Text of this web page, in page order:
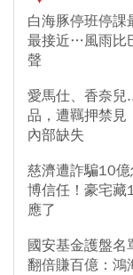
白海豚停班停
最接近…風雨比
聲
愛馬仕、香奈兒
品，遭羈押禁見
內部缺失
慈濟遭詐騙10
博信任！豪宅
應了
國安基金護盤
翻倍賺百億：鴻